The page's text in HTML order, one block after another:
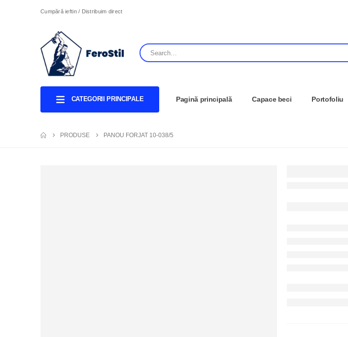
Cumpără ieftin / Distribuim direct
CATEGORII PRINCIPALE Pagină principală Capace beci Portofoliu
PRODUSE PANOU FORJAT 10-038/5